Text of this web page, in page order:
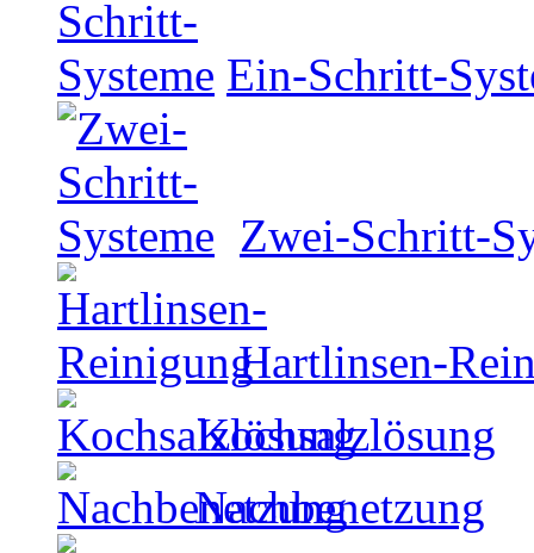
Ein-Schritt-
Zwei-Schritt-
Hartlinsen-
Kochsalzlösung
Nachbenetzung